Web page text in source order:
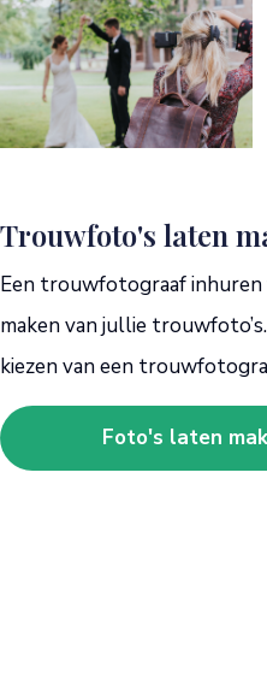
Trouwfoto's laten
Een trouwfotograaf
maken van jullie
kiezen van een
Foto's laten